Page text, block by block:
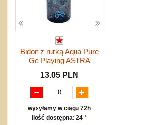
Bidon z rurką Aqua Pure
Go Playing ASTRA
13.05 PLN
wysyłamy w ciągu 72h
ilość dostępna: 24 *